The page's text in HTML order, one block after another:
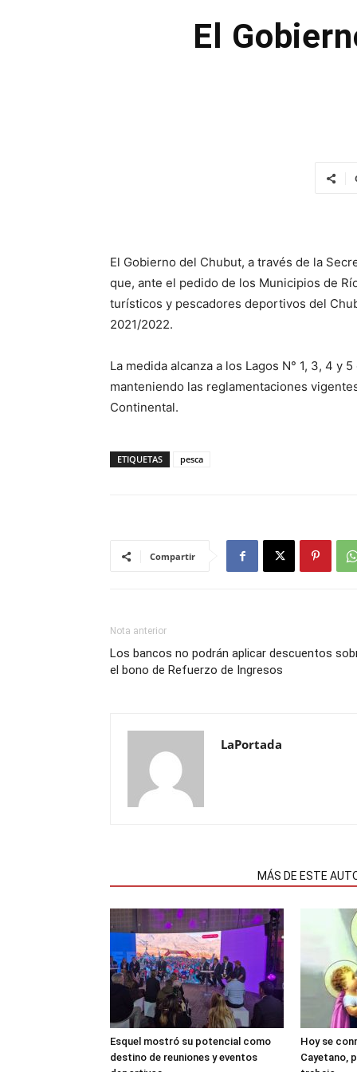
El
El Gobierno del Chubut, a través de la
que, ante el pedido de los Municipios de
turísticos y pescadores deportivos del
2021/2022.
La medida alcanza a los Lagos N° 1, 3, 4 y
manteniendo las reglamentaciones
Continental.
ETIQUETAS pesca
Compartir
Nota anterior
Los bancos no podrán aplicar descuentos
el bono de Refuerzo de Ingresos
LaPortada
MÁS DE ESTE
Esquel mostró su potencial como
destino de reuniones y eventos
Hoy se
Cayetano,